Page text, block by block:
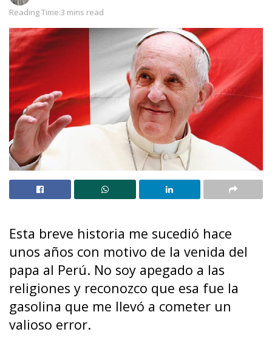
Reading Time:3 mins read
Esta breve historia me sucedió hace
unos años con motivo de la venida del
papa al Perú. No soy apegado a las
religiones y reconozco que esa fue la
gasolina que me llevó a cometer un
valioso error.